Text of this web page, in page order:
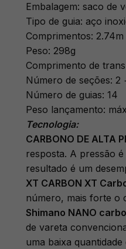
Embalagem: saco de
Tipo de guia: aço
Comprimentos:
Peso: 298g
Comprimento de
Número de seções: 2
Número de guias: 14
Peso lançamento:
Tecnologia:
CARBONO DE ALTA
resposta. A pressão
resultado é um
XT CARBON XT
número, mais forte o
Shimano NANO
de vareta
uma baixa